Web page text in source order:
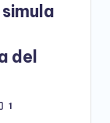
del
1